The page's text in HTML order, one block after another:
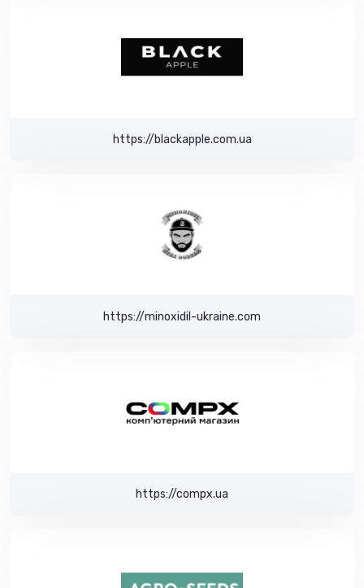
https://blackapple.com.ua
https://minoxidil-ukraine.com
https://compx.ua